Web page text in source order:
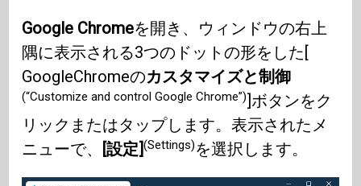
Google Chromeを開き、ウィンドウの右上
隅に表示される3つのドットの形をした[
GoogleChromeのカスタマイズと制御
(“Customize and control Google Chrome”)]ボタンをク
リックまたはタップします。表示されたメ
ニューで、
[設定](Settings)を選択します。